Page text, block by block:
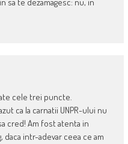
cele trei puncte.
ca la carnatii UNPR-ului nu
cred! Am fost atenta in
daca intr-adevar ceea ce am